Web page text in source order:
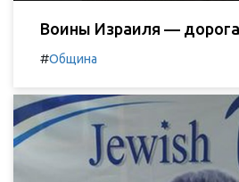
Воины Израиля —
#Община